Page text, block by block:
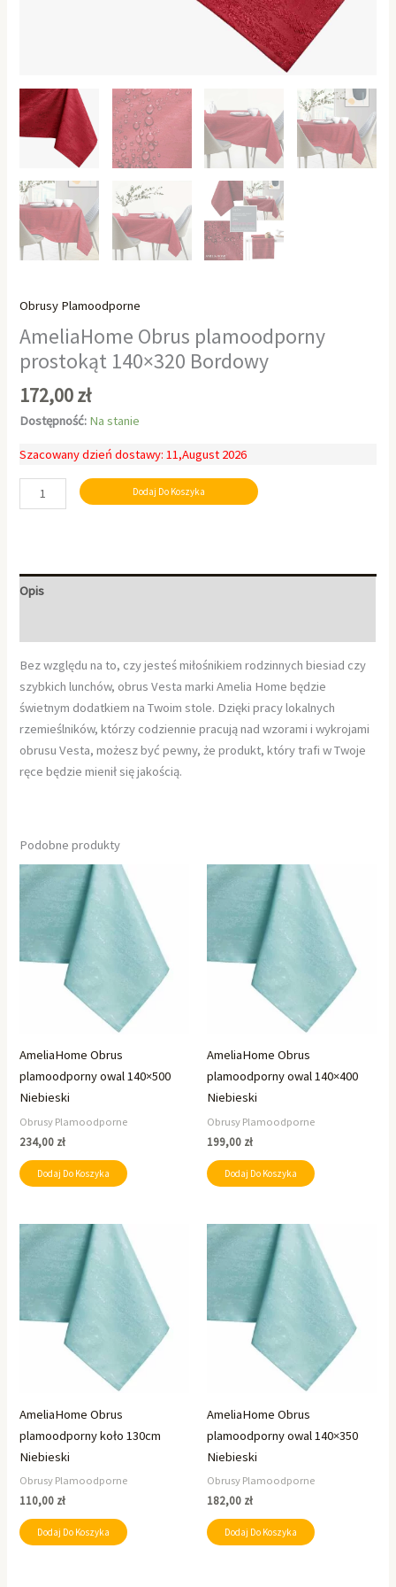
Obrusy Plamoodporne
AmeliaHome Obrus plamoodporny
prostokąt 140×320 Bordowy
172,00zł
Dostępność: Na stanie
Szacowany dzień dostawy: 11,August 2026
Dodaj Do Koszyka
Opis
Bez względu na to, czy jesteś miłośnikiem rodzinnych biesiad czy
szybkich lunchów, obrus Vesta marki Amelia Home będzie
świetnym dodatkiem na Twoim stole. Dzięki pracy lokalnych
rzemieślników, którzy codziennie pracują nad wzorami i wykrojami
obrusu Vesta, możesz być pewny, że produkt, który trafi w Twoje
ręce będzie mienił się jakością.
Podobne produkty
AmeliaHome Obrus
plamoodporny owal 140×500
Niebieski
Obrusy Plamoodporne
234,00 zł
Dodaj Do Koszyka
AmeliaHome Obrus
plamoodporny owal 140×400
Niebieski
Obrusy Plamoodporne
199,00 zł
Dodaj Do Koszyka
AmeliaHome Obrus
plamoodporny koło 130cm
Niebieski
Obrusy Plamoodporne
110,00 zł
Dodaj Do Koszyka
AmeliaHome Obrus
plamoodporny owal 140×350
Niebieski
Obrusy Plamoodporne
182,00 zł
Dodaj Do Koszyka